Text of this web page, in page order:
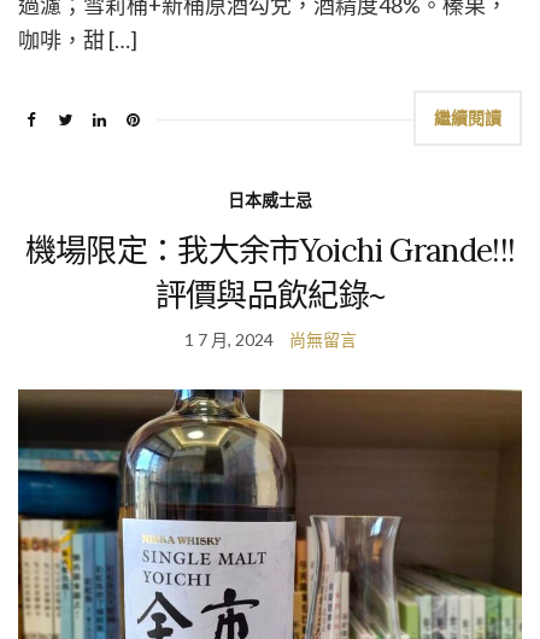
咖啡，甜 […]
繼續閱讀
日本威士忌
機場限定：我大余市Yoichi Grande!!!
評價與品飲紀錄~
1 7 月, 2024 尚無留言